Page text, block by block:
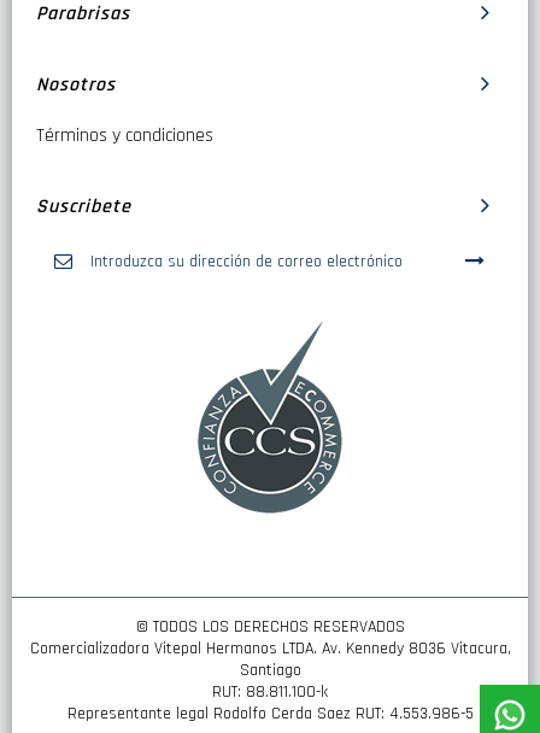
Parabrisas
Nosotros
Términos y condiciones
Suscribete
© TODOS LOS DERECHOS RESERVADOS
Comercializadora Vitepal Hermanos LTDA. Av. Kennedy 8036 Vitacura,
Santiago
RUT: 88.811.100-k
Representante legal Rodolfo Cerda Saez RUT: 4.553.986-5